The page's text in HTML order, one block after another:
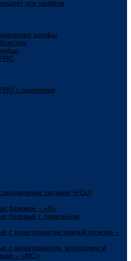
для шкафов
шкафы
с ламелями
питания (PDU)
базовые – «В»
базовый с локальным
с мониторингом каждой розетки –
с мониторингом, контролем и
– «МС»